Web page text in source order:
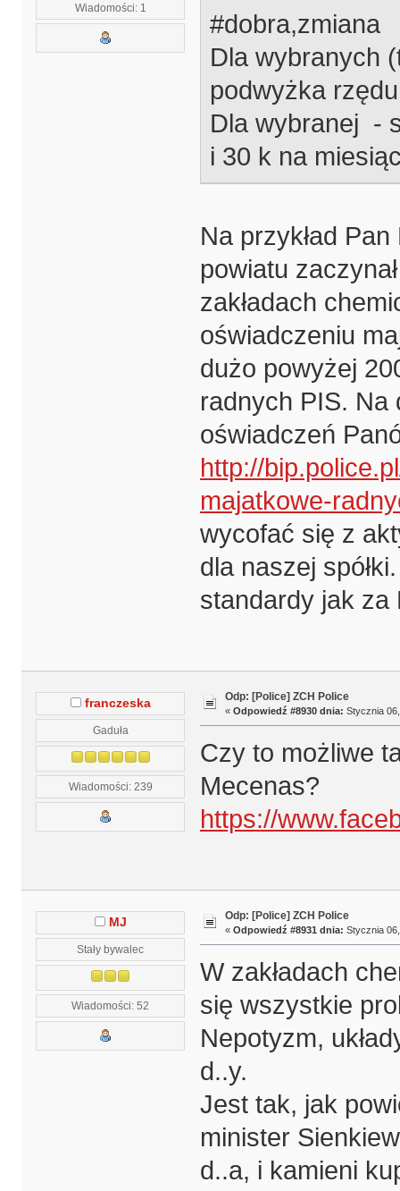
Wiadomości: 1
#dobra,zmiana
Dla wybranych
podwyżka
Dla wybranej -
i 30 k na
Na przykład
powiatu
zakładach
oświadczeniu
dużo powyżej
radnych PIS. Na
oświadczeń
http://
majatkowe-
wycofać się z
dla naszej
standardy jak za
franczeska
Gaduła
Wiadomości: 239
Odp: [Police] ZCH Police
« Odpowiedź #8930 dnia: Stycznia
Czy to możliwe
Mecenas?
https://
MJ
Stały bywalec
Wiadomości: 52
Odp: [Police] ZCH Police
« Odpowiedź #8931 dnia: Stycznia
W zakładach
się wszystkie
Nepotyzm,
d..y.
Jest tak, jak
minister
d..a, i kamieni